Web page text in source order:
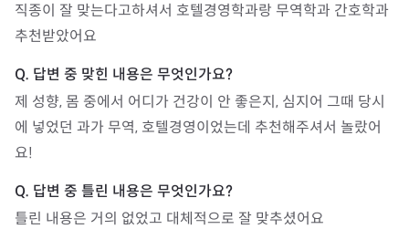
직종이 잘 맞는다고하셔서 호텔경영학과랑 무역학과 간호학과
추천받았어요
제 성향, 몸 중에서 어디가 건강이 안 좋은지, 심지어 그때 당시
에 넣었던 과가 무역, 호텔경영이었는데 추천해주셔서 놀랐어
요!
틀린 내용은 거의 없었고 대체적으로 잘 맞추셨어요